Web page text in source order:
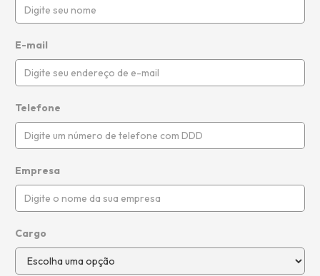
E-mail
Telefone
Empresa
Cargo